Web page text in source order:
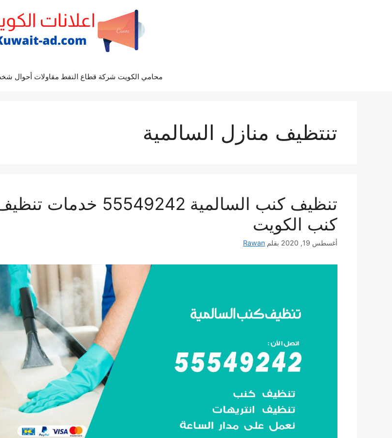
محامي الكويت شركة قطاع النفط مقاولات أحوال
تنتظيف منازل السالمية
تنظيف كنب السالمية 55549242 خدمات
كنب الكويت
أغسطس 19, 2020 بقلم Rawan